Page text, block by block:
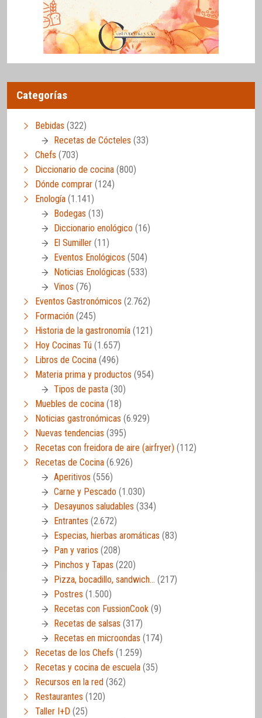
Categorías
Bebidas (322)
Recetas de Cócteles (33)
Chefs (703)
Diccionario de cocina (800)
Dónde comprar (124)
Enología (1.141)
Bodegas (13)
Diccionario enológico (16)
El Sumiller (11)
Eventos Enológicos (504)
Noticias Enológicas (533)
Vinos (76)
Eventos Gastronómicos (2.762)
Formación (245)
Historia de la gastronomía (121)
Hoy Cocinas Tú (1.657)
Libros de Cocina (496)
Materia prima y productos (954)
Tipos de pasta (30)
Muebles de cocina (18)
Noticias gastronómicas (6.929)
Nuevas tendencias (395)
Recetas con freidora de aire (airfryer) (112)
Recetas de Cocina (6.926)
Aperitivos (556)
Carne y Pescado (1.030)
Desayunos saludables (334)
Entrantes (2.672)
Especias, hierbas aromáticas (83)
Pan y varios (208)
Pinchos y Tapas (220)
Pizza, bocadillo, sandwich… (217)
Postres (1.500)
Recetas con FussionCook (9)
Recetas de salsas (317)
Recetas en microondas (174)
Recetas de los Chefs (1.259)
Recetas y cocina de escuela (35)
Recursos en la red (362)
Restaurantes (120)
Taller I+D (25)